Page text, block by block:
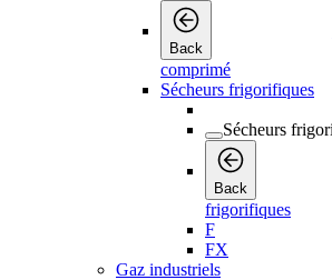
Back
comprimé
Sécheurs frigorifiques
Sécheurs
Back
frigorifiques
F
FX
Gaz industriels